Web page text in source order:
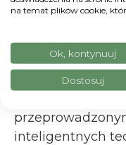
Zestaw
inteligentnych
na temat plików cookie,
Ok, kontynuuj
Dostosuj